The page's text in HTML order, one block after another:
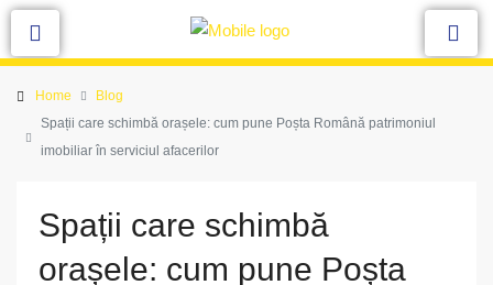
Home
Blog
Spații care schimbă orașele: cum pune Poșta Română patrimoniul
imobiliar în serviciul afacerilor
Spații care schimbă
orașele: cum pune Poșta